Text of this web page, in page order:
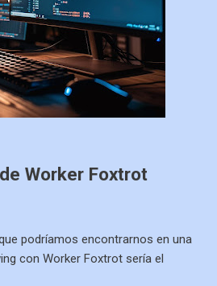
Worker Foxtrot
podríamos encontrarnos en una
con Worker Foxtrot sería el